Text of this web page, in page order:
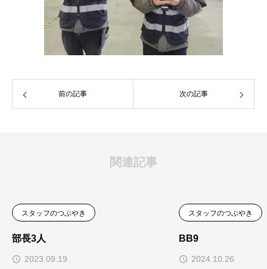
前の記事 次の記事
関連記事
スタッフのつぶやき
部長3人
2023.09.19
スタッフのつぶやき
BB9
2024.10.26